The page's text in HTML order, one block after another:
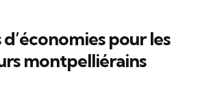
pour les
montpelliérains